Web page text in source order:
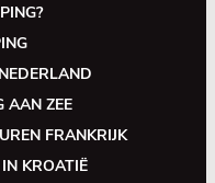
AAN ZEE
FRANKRIJK
KROATIË